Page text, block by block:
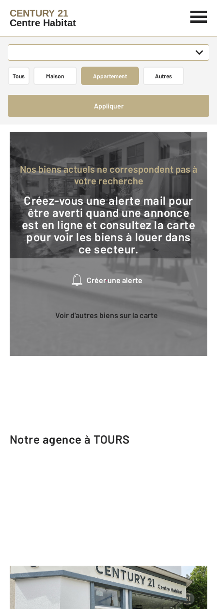
CENTURY 21
Centre Habitat
Tous Maison Appartement Autres
Appliquer
Nos biens actuels ne correspondent pas à
votre recherche
Créez-vous une alerte mail pour
être averti quand une annonce
est en ligne et consultez la carte
pour voir les biens à louer dans
ce secteur.
Créer une alerte
Voir d'autres biens sur la carte
Notre agence à TOURS
CENTURY 21 Centre Habitat
5 place Michelet